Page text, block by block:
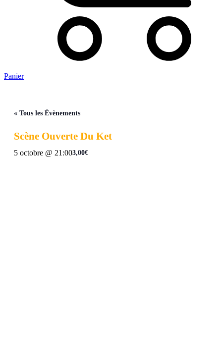
Panier
« Tous les Évènements
Scène Ouverte Du Ket
5 octobre @ 21:003,00€